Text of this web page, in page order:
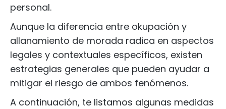
personal.
Aunque la diferencia entre okupación y
allanamiento de morada radica en aspectos
legales y contextuales específicos, existen
estrategias generales que pueden ayudar a
mitigar el riesgo de ambos fenómenos.
A continuación, te listamos algunas medidas